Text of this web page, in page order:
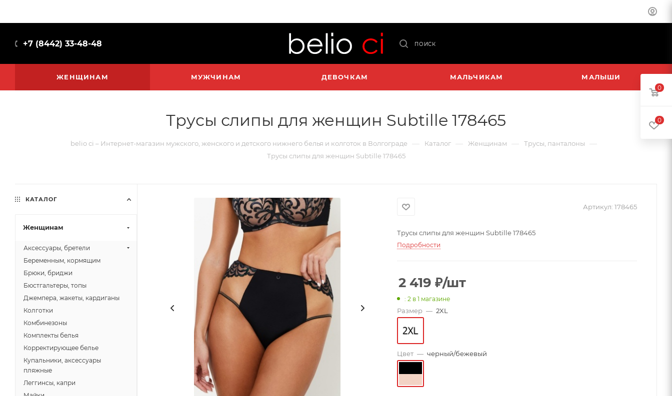
+7 (8442) 33-48-48 ПОИСК
ЖЕНЩИНАМ МУЖЧИНАМ ДЕВОЧКАМ МАЛЬЧИКАМ МАЛЫШИ
Трусы слипы для женщин Subtille 178465
belio ci – Интернет-магазин мужского, женского и детского нижнего белья и колготок в Волгограде — Каталог — Женщинам — Трусы, панталоны —
Трусы слипы для женщин Subtille 178465
Артикул: 178465
Трусы слипы для женщин Subtille 178465
Подробности
2 419 ₽/шт
: 2 в 1 магазине
Размер — 2XL
Цвет — черный/бежевый
КАТАЛОГ
Женщинам
Аксессуары, бретели
Беременным, кормящим
Брюки, бриджи
Бюстгальтеры, топы
Джемпера, жакеты, кардиганы
Колготки
Комбинезоны
Комплекты белья
Корректирующее белье
Купальники, аксессуары
пляжные
Леггинсы, капри
0
0